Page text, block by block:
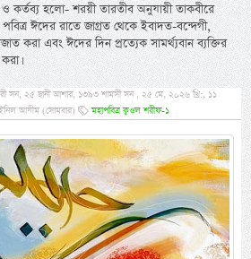
কর্তব্য হলো- শরয়ী তারতীব অনুযায়ী তাকবীরে
ঈদের রাতে জাগ্রত থেকে ইবাদত-বন্দেগী,
করা এবং ঈদের দিন প্রত্যেক সামর্থ্যবান ব্যক্তির
সন, ২৫ ছানী আশার, ১৩৯৩ শামসী সন , ২৫ মে, ২০২৬ খ্রি:, ১১
আযীম (সোমবার)
মহাপবিত্র ক্বওল শরীফ-১